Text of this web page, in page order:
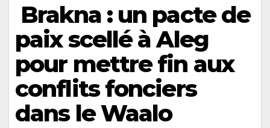
Brakna : un pacte de
paix scellé à Aleg
pour mettre fin aux
conflits fonciers
dans le Waalo